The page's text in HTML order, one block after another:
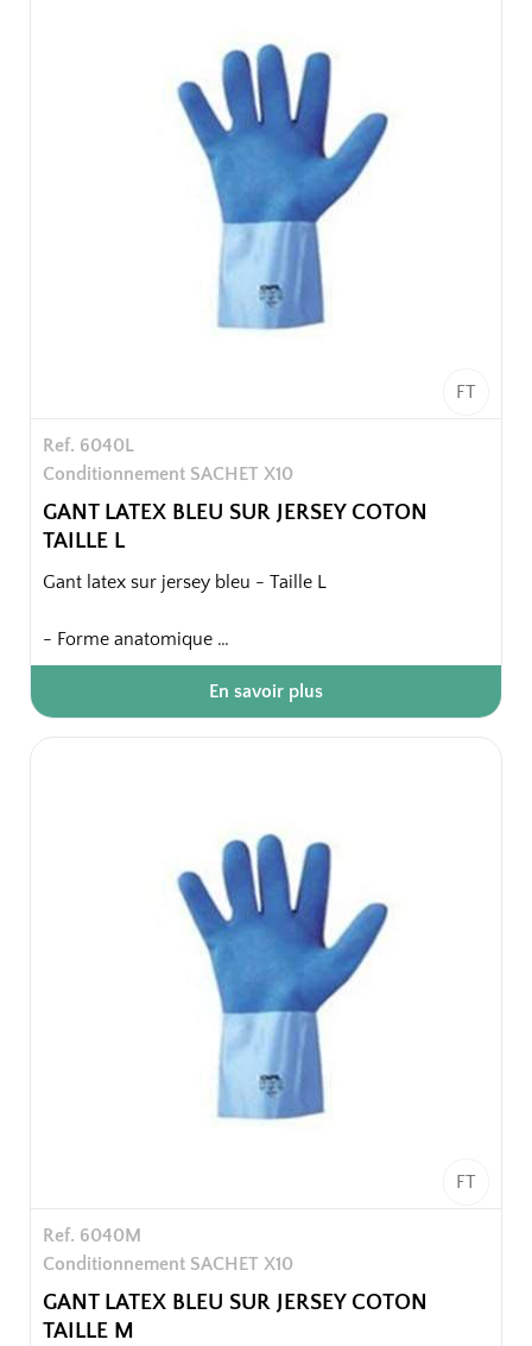
100 paires / carton soit 10 sachets / carton
FT
Ref. 6040L
Conditionnement SACHET X10
GANT LATEX BLEU SUR JERSEY COTON
TAILLE L
Gant latex sur jersey bleu - Taille L
- Forme anatomique
- Finition intérieure : jersey coton
- Finition extérieure lisse
- Finition bord : coupe droite
Sachet de 2 x 5 paires.
50 paires / carton soit 10 sachets / carton
En savoir plus
FT
Ref. 6040M
Conditionnement SACHET X10
GANT LATEX BLEU SUR JERSEY COTON
TAILLE M